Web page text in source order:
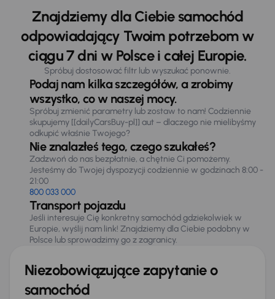
Znajdziemy dla Ciebie samochód
odpowiadający Twoim potrzebom w
ciągu 7 dni w Polsce i całej Europie.
Spróbuj dostosować filtr lub wyszukać ponownie.
Podaj nam kilka szczegółów, a zrobimy
wszystko, co w naszej mocy.
Spróbuj zmienić parametry lub zostaw to nam! Codziennie
skupujemy [[dailyCarsBuy-pl]] aut – dlaczego nie mielibyśmy
odkupić właśnie Twojego?
Nie znalazłeś tego, czego szukałeś?
Zadzwoń do nas bezpłatnie, a chętnie Ci pomożemy.
Jesteśmy do Twojej dyspozycji codziennie w godzinach 8:00 -
21:00
800 033 000
Transport pojazdu
Jeśli interesuje Cię konkretny samochód gdziekolwiek w
Europie, wyślij nam link! Znajdziemy dla Ciebie podobny w
Polsce lub sprowadzimy go z zagranicy.
Niezobowiązujące zapytanie o
samochód